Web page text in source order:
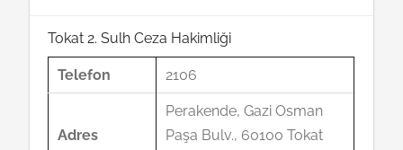
Tokat 2. Sulh Ceza Hakimliği
Telefon 2106
Adres
Perakende, Gazi Osman
Paşa Bulv., 60100 Tokat